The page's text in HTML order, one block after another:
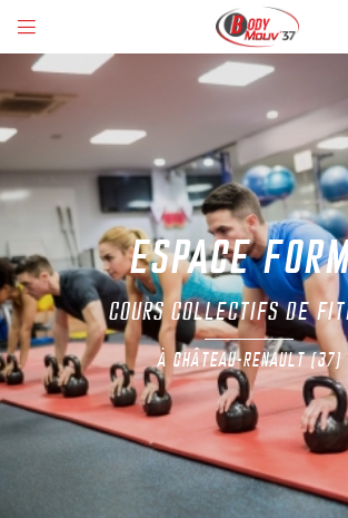

Place du Général De Gaulle
37110 Château-Renault
02 47 71 03 50
 Adresse email de réception
En cochant cette case, vous consentez à recevoir nos
l'adresse email indiqué ci-dessus. Vous pouvez vous
utilisant
le formulaire de désinscription
INSCRIPTION
ESPACE
COURS COLLECTIFS DE
À CHÂTEAU-RENAULT (37)